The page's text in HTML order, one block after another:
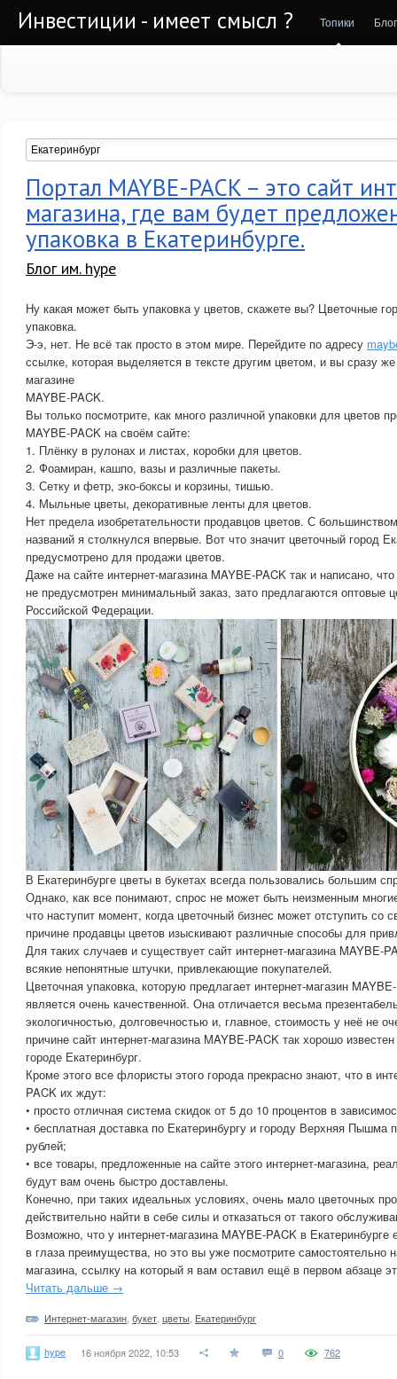
Инвестиции - имеет смысл ? Топики
Портал MAYBE-PACK – это сайт
магазина, где вам будет
упаковка в Екатеринбурге.
Блог им. hype
Ну какая может быть упаковка у цветов, скажете вы? Цветочные
упаковка.
Э-э, нет. Не всё так просто в этом мире. Перейдите по адресу
ссылке, которая выделяется в тексте другим цветом, и вы сразу
магазине
MAYBE-PACK.
Вы только посмотрите, как много различной упаковки для цветов
MAYBE-PACK на своём сайте:
1. Плёнку в рулонах и листах, коробки для цветов.
2. Фоамиран, кашпо, вазы и различные пакеты.
3. Сетку и фетр, эко-боксы и корзины, тишью.
4. Мыльные цветы, декоративные ленты для цветов.
Нет предела изобретательности продавцов цветов. С
названий я столкнулся впервые. Вот что значит цветочный город
предусмотрено для продажи цветов.
Даже на сайте интернет-магазина MAYBE-PACK так и написано,
не предусмотрен минимальный заказ, зато предлагаются оптовые
Российской Федерации.
В Екатеринбурге цветы в букетах всегда пользовались большим
Однако, как все понимают, спрос не может быть неизменным
что наступит момент, когда цветочный бизнес может отступить со
причине продавцы цветов изыскивают различные способы для
Для таких случаев и существует сайт интернет-магазина MAYBE-
всякие непонятные штучки, привлекающие покупателей.
Цветочная упаковка, которую предлагает интернет-магазин
является очень качественной. Она отличается весьма
экологичностью, долговечностью и, главное, стоимость у неё не
причине сайт интернет-магазина MAYBE-PACK так хорошо
городе Екатеринбург.
Кроме этого все флористы этого города прекрасно знают, что в
PACK их ждут:
• просто отличная система скидок от 5 до 10 процентов в
• бесплатная доставка по Екатеринбургу и городу Верхняя Пышма
рублей;
• все товары, предложенные на сайте этого интернет-магазина,
будут вам очень быстро доставлены.
Конечно, при таких идеальных условиях, очень мало цветочных
действительно найти в себе силы и отказаться от такого
Возможно, что у интернет-магазина MAYBE-PACK в
в глаза преимущества, но это вы уже посмотрите самостоятельно
магазина, ссылку на который я вам оставил ещё в первом абзаце
Читать дальше →
Интернет-магазин букет цветы Екатеринбург
hype 16 ноября 2022, 10:53 0 762